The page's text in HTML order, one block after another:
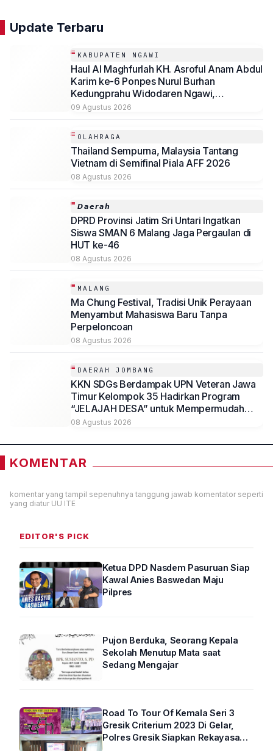
Update Terbaru
KABUPATEN NGAWI
Haul Al Maghfurlah KH. Asroful Anam Abdul
Karim ke-6 Ponpes Nurul Burhan
Kedungprahu Widodaren Ngawi,
Kesempatan Lelang Wakaf Masih Berlanjut
09 Agustus 2026
OLAHRAGA
Thailand Sempurna, Malaysia Tantang
Vietnam di Semifinal Piala AFF 2026
08 Agustus 2026
𝘿𝙖𝙚𝙧𝙖𝙝
DPRD Provinsi Jatim Sri Untari Ingatkan
Siswa SMAN 6 Malang Jaga Pergaulan di
HUT ke-46
08 Agustus 2026
MALANG
Ma Chung Festival, Tradisi Unik Perayaan
Menyambut Mahasiswa Baru Tanpa
Perpeloncoan
08 Agustus 2026
DAERAH JOMBANG
KKN SDGs Berdampak UPN Veteran Jawa
Timur Kelompok 35 Hadirkan Program
“JELAJAH DESA” untuk Mempermudah
Akses Informasi Desa Sambirejo
08 Agustus 2026
KOMENTAR
komentar yang tampil sepenuhnya tanggung jawab komentator seperti
yang diatur UU ITE
EDITOR'S PICK
Ketua DPD Nasdem Pasuruan Siap
Kawal Anies Baswedan Maju
Pilpres
Pujon Berduka, Seorang Kepala
Sekolah Menutup Mata saat
Sedang Mengajar
Road To Tour Of Kemala Seri 3
Gresik Criterium 2023 Di Gelar,
Polres Gresik Siapkan Rekayasa